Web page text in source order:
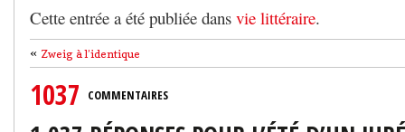
Cette entrée a été publiée dans vie littéraire.
« Zweig à l’identique
1037 COMMENTAIRES